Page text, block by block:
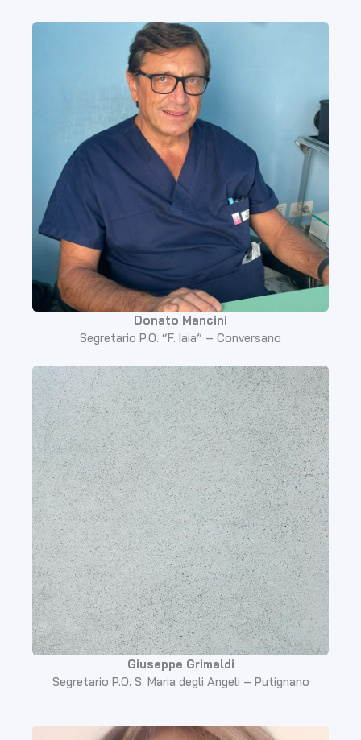
Donato Mancini
Segretario P.O. “F. Iaia” – Conversano
Giuseppe Grimaldi
Segretario P.O. S. Maria degli Angeli – Putignano